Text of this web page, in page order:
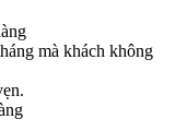
mà khách không